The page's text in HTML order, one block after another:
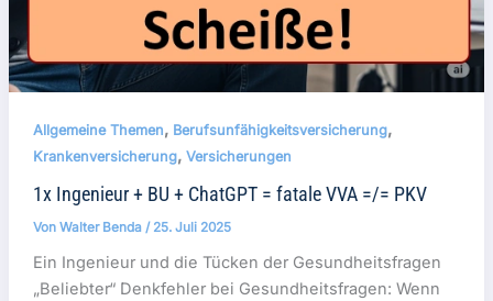
Allgemeine Themen, Berufsunfähigkeitsversicherung,
Krankenversicherung, Versicherungen
1x Ingenieur + BU + ChatGPT = fatale VVA =/= PKV
Von Walter Benda / 25. Juli 2025
Ein Ingenieur und die Tücken der Gesundheitsfragen
„Beliebter“ Denkfehler bei Gesundheitsfragen: Wenn